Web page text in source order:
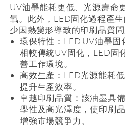
UV油墨能耗更低、光源壽命
氧。此外， LED固化過程產
少因熱變形導致的印刷品質問
環保特性： LED UV油墨固
相較傳統UV固化， LED固
善工作環境。
高效生產： LED光源能耗
提升生產效率。
卓越印刷品質：該油墨具
學性及高光澤度，使印刷
增強市場競爭力。